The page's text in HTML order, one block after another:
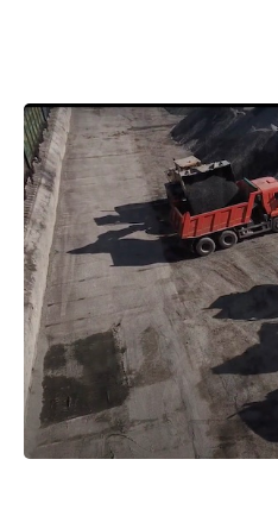
Керамзит